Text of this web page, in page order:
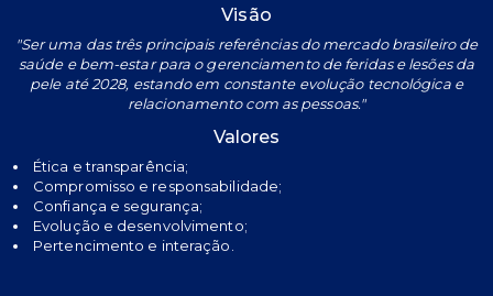
Visão
"Ser uma das três principais referências do mercado brasileiro de
saúde e bem-estar para o gerenciamento de feridas e lesões da
pele até 2028, estando em constante evolução tecnológica e
relacionamento com as pessoas."
Valores
Ética e transparência;
Compromisso e responsabilidade;
Confiança e segurança;
Evolução e desenvolvimento;
Pertencimento e interação.